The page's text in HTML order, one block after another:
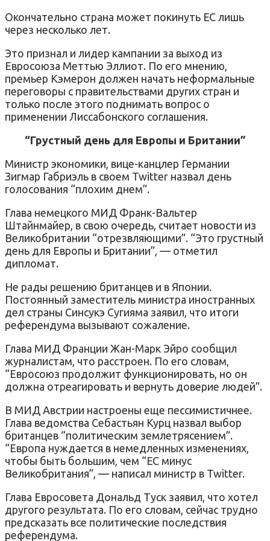
Окончательно страна может покинуть ЕС лишь
через несколько лет.
Это признал и лидер кампании за выход из
Евросоюза Меттью Эллиот. По его мнению,
премьер Кэмерон должен начать неформальные
переговоры с правительствами других стран и
только после этого поднимать вопрос о
применении Лиссабонского соглашения.
“Грустный день для Европы и Британии”
Министр экономики, вице-канцлер Германии
Зигмар Габриэль в своем Twitter назвал день
голосования “плохим днем”.
​Глава немецкого МИД Франк-Вальтер
Штайнмайер, в свою очередь, считает новости из
Великобритании “отрезвляющими”. “Это грустный
день для Европы и Британии”, — отметил
дипломат.
Не рады решению британцев и в Японии.
Постоянный заместитель министра иностранных
дел страны Синсукэ Сугияма заявил, что итоги
референдума вызывают сожаление.
Глава МИД Франции Жан-Марк Эйро сообщил
журналистам, что расстроен. По его словам,
“Евросоюз продолжит функционировать, но он
должна отреагировать и вернуть доверие людей”.
В МИД Австрии настроены еще пессимистичнее.
Глава ведомства Себастьян Курц назвал выбор
британцев “политическим землетрясением”.
“Европа нуждается в немедленных изменениях,
чтобы быть большим, чем “ЕС минус
Великобритания”, — написал министр в Twitter.
Глава Евросовета Дональд Туск заявил, что хотел
другого результата. По его словам, сейчас трудно
предсказать все политические последствия
референдума.